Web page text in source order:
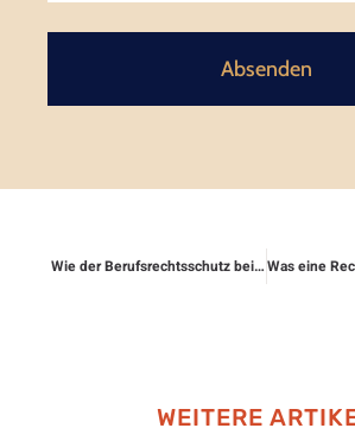
Absenden
Wie der Berufsrechtsschutz bei Kündigungen hilft
WEITERE